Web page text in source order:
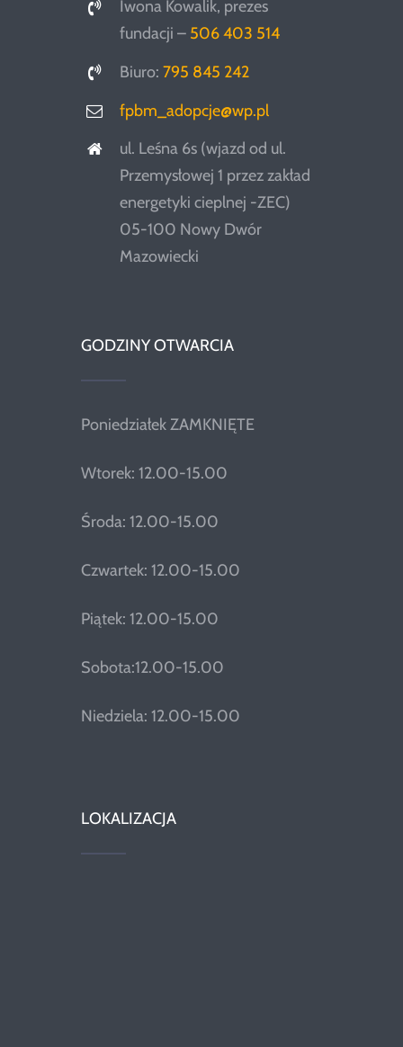
Iwona Kowalik, prezes
fundacji – 506 403 514
Biuro:795 845 242
fpbm_adopcje@wp.pl
ul. Leśna 6s (wjazd od ul.
Przemysłowej 1 przez zakład
energetyki cieplnej -ZEC)
05-100 Nowy Dwór
Mazowiecki
GODZINY OTWARCIA
Poniedziałek ZAMKNIĘTE
Wtorek: 12.00-15.00
Środa: 12.00-15.00
Czwartek: 12.00-15.00
Piątek: 12.00-15.00
Sobota:12.00-15.00
Niedziela: 12.00-15.00
LOKALIZACJA